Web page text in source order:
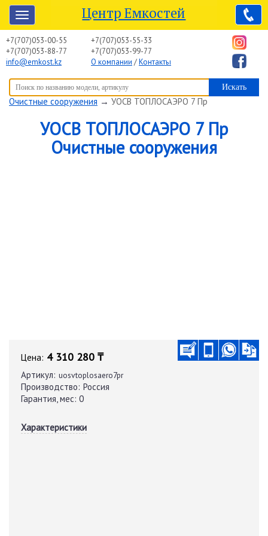
Центр Емкостей
+7(707)053-00-55
+7(707)053-88-77
info@emkost.kz
+7(707)053-55-33
+7(707)053-99-77
О компании /Контакты
Вы здесь:Центр Емкостей→ Емкостное оборудование→
Очистные сооружения → УОСВ ТОПЛОСАЭРО 7 Пр
УОСВ ТОПЛОСАЭРО 7 Пр
Очистные сооружения
Цена: 4 310 280 ₸
Артикул: uosvtoplosaero7pr
Производство: Россия
Гарантия, мес: 0
Характеристики